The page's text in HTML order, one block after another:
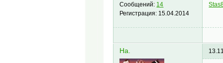
Сообщений: 14
Регистрация: 15.04.2014
Ha.